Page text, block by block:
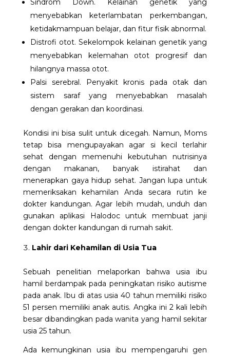
Sindrom Down. Kelainan genetik yang
menyebabkan keterlambatan perkembangan,
ketidakmampuan belajar, dan fitur fisik abnormal.
Distrofi otot. Sekelompok kelainan genetik yang
menyebabkan kelemahan otot progresif dan
hilangnya massa otot.
Palsi serebral. Penyakit kronis pada otak dan
sistem saraf yang menyebabkan masalah
dengan gerakan dan koordinasi.
Kondisi ini bisa sulit untuk dicegah. Namun, Moms
tetap bisa mengupayakan agar si kecil terlahir
sehat dengan memenuhi kebutuhan nutrisinya
dengan makanan, banyak istirahat dan
menerapkan gaya hidup sehat. Jangan lupa untuk
memeriksakan kehamilan Anda secara rutin ke
dokter kandungan. Agar lebih mudah, unduh dan
gunakan aplikasi Halodoc untuk membuat janji
dengan dokter kandungan di rumah sakit.
Lahir dari Kehamilan di Usia Tua
Sebuah penelitian melaporkan bahwa usia ibu
hamil berdampak pada peningkatan risiko autisme
pada anak. Ibu di atas usia 40 tahun memiliki risiko
51 persen memiliki anak autis. Angka ini 2 kali lebih
besar dibandingkan pada wanita yang hamil sekitar
usia 25 tahun.
Ada kemungkinan usia ibu mempengaruhi gen